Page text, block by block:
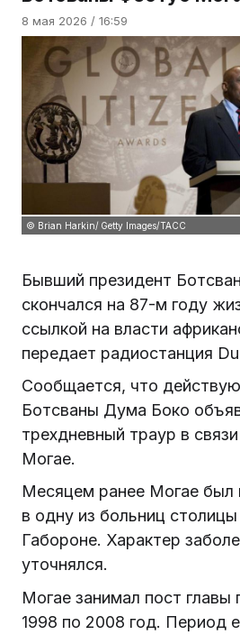
8 мая 2026 / 16:59
© Brian Harkin/ Getty Images/ТАСС
Бывший президент
скончался на 87-м году
ссылкой на власти
передает радиостанция
Сообщается, что
Ботсваны Дума Боко
трехдневный траур в
Могае.
Месяцем ранее Могае был
в одну из больниц
Габороне. Характер
уточнялся.
Могае занимал пост главы
1998 по 2008 год. Период